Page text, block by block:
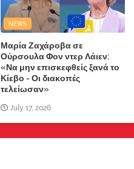
NEWS
Μαρία Ζαχάροβα σε
Ούρσουλα Φον ντερ Λάιεν:
«Να μην επισκεφθείς ξανά το
Κίεβο - Οι διακοπές
τελείωσαν»
July 17, 2026